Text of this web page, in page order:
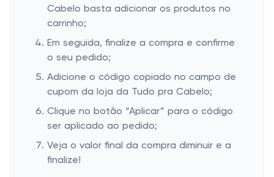
Cabelo basta adicionar os produtos no
carrinho;
Em seguida, finalize a compra e confirme
o seu pedido;
Adicione o código copiado no campo de
cupom da loja da Tudo pra Cabelo;
Clique no botão “Aplicar” para o código
ser aplicado ao pedido;
Veja o valor final da compra diminuir e a
finalize!